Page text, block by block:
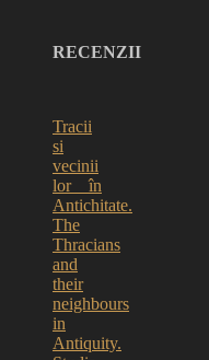
RECENZII
Tracii
si
vecinii
lor în
Antichitate.
The
Thracians
and
their
neighbours
in
Antiquity.